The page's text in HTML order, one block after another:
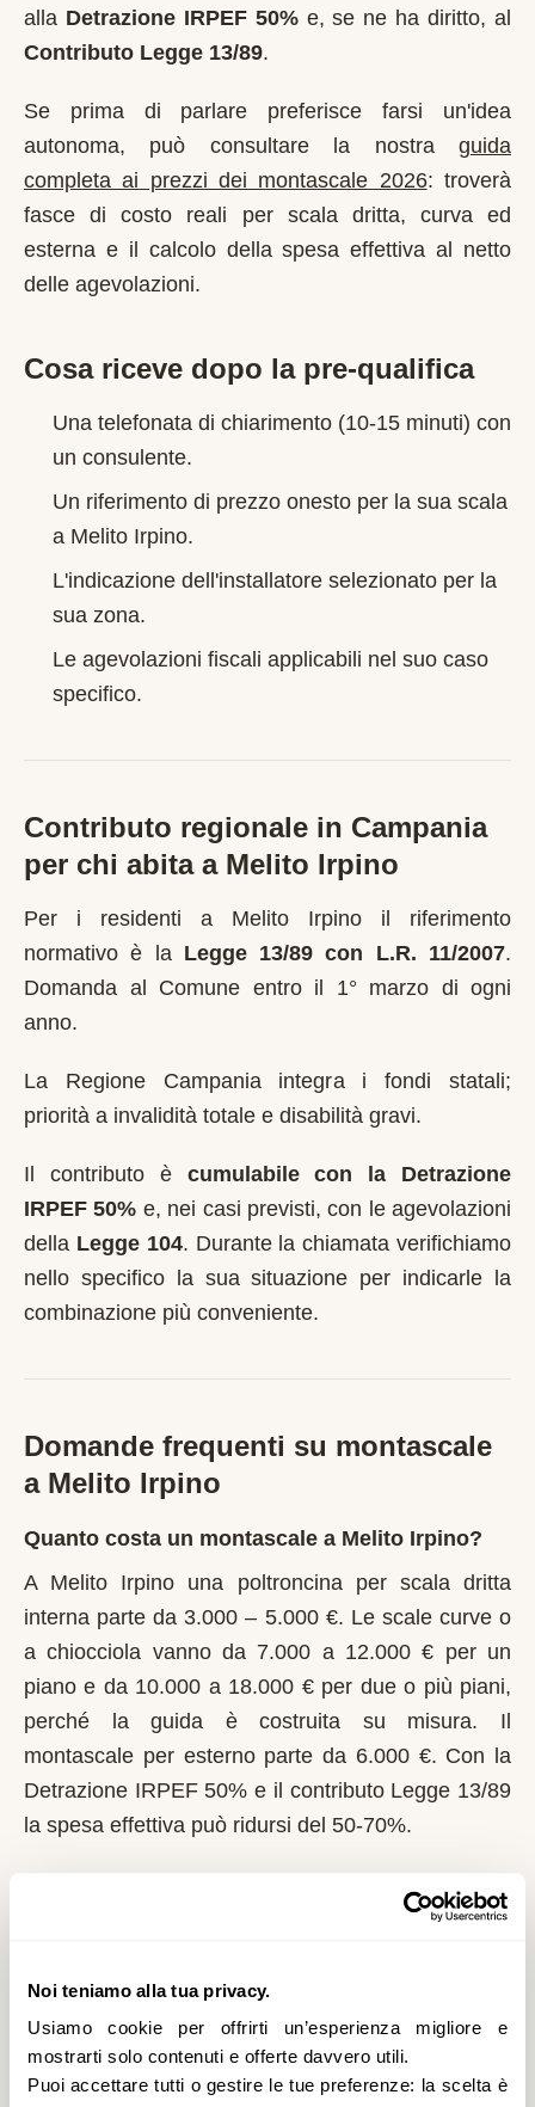
Noi teniamo alla tua privacy.
Usiamo cookie per offrirti un’esperienza migliore e
mostrarti solo contenuti e offerte davvero utili.
Puoi accettare tutti o gestire le tue preferenze: la scelta è
alla Detrazione IRPEF 50%e, se ne ha diritto, al
Contributo Legge 13/89.
Se prima di parlare preferisce farsi un'idea
autonoma, può consultare la nostra
guida
completa ai prezzi dei montascale 2026: troverà
fasce di costo reali per scala dritta, curva ed
esterna e il calcolo della spesa effettiva al netto
delle agevolazioni.
Cosa riceve dopo la pre-qualifica
Una telefonata di chiarimento (10-15 minuti) con
un consulente.
Un riferimento di prezzo onesto per la sua scala
a Melito Irpino.
L'indicazione dell'installatore selezionato per la
sua zona.
Le agevolazioni fiscali applicabili nel suo caso
specifico.
Contributo regionale in Campania
per chi abita a Melito Irpino
Per i residenti a Melito Irpino il riferimento
normativo è la Legge 13/89 con L.R. 11/2007.
Domanda al Comune entro il 1° marzo di ogni
anno.
La Regione Campania integra i fondi statali;
priorità a invalidità totale e disabilità gravi.
Il contributo è cumulabile con la Detrazione
IRPEF 50% e, nei casi previsti, con le agevolazioni
della Legge 104. Durante la chiamata verifichiamo
nello specifico la sua situazione per indicarle la
combinazione più conveniente.
Domande frequenti su montascale
a Melito Irpino
Quanto costa un montascale a Melito Irpino?
A Melito Irpino una poltroncina per scala dritta
interna parte da 3.000 – 5.000 €. Le scale curve o
a chiocciola vanno da 7.000 a 12.000 € per un
piano e da 10.000 a 18.000 € per due o più piani,
perché la guida è costruita su misura. Il
montascale per esterno parte da 6.000 €. Con la
Detrazione IRPEF 50% e il contributo Legge 13/89
la spesa effettiva può ridursi del 50-70%.
Chi può richiedere il contributo regionale a
13/89 con L.R. 11/2007. Domanda al Comune
entro il 1° marzo di ogni anno. La Regione
Campania integra i fondi statali; priorità a invalidità